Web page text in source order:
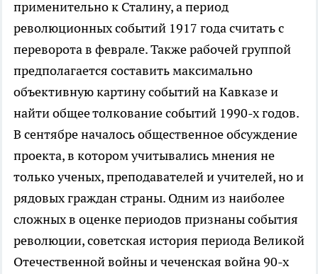
применительно к Сталину, а период
революционных событий 1917 года считать с
переворота в феврале. Также рабочей группой
предполагается составить максимально
объективную картину событий на Кавказе и
найти общее толкование событий 1990-х годов.
В сентябре началось общественное обсуждение
проекта, в котором учитывались мнения не
только ученых, преподавателей и учителей, но и
рядовых граждан страны. Одним из наиболее
сложных в оценке периодов признаны события
революции, советская история периода Великой
Отечественной войны и чеченская война 90-х